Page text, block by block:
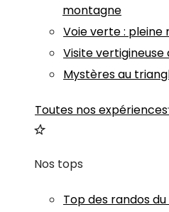
montagne
Voie verte : pleine
Visite vertigineuse
Mystères au
Toutes nos expériences
Nos tops
Top des randos